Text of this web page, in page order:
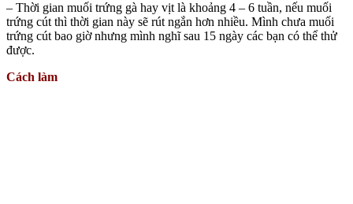
– Thời gian muối trứng gà hay vịt là khoảng 4 – 6 tuần, nếu muối
trứng cút thì thời gian này sẽ rút ngắn hơn nhiều. Mình chưa muối
trứng cút bao giờ nhưng mình nghĩ sau 15 ngày các bạn có thể thử
được.
Cách làm